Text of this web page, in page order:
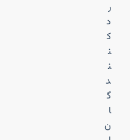
ر
د
ک
ن
ن
د
گ
ا
ن